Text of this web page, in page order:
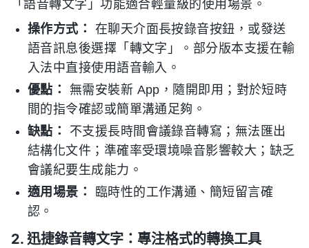
「語音轉文字」功能適合輕量級的使用場景。
操作方式：
在聊天介面長按錄音按鈕，或發送
語音訊息後選擇「轉文字」。部分版本支援在輸
入法中直接使用語音輸入。
優點：
無需安裝新 App，隨開即用；對於短時
間的指令確認或簡單溝通足夠。
缺點：
不支援長時間會議錄音轉寫；無法匯出
結構化文件；準確率受環境噪音影響較大；缺乏
會議紀要生成能力。
適用場景：
臨時性的工作溝通、簡短留言確
認。
2. 迅捷錄音轉文字：專注格式的轉換工具